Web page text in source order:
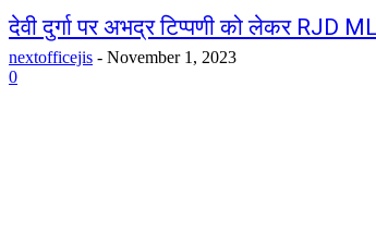
देवी दुर्गा पर अभद्र टिप्पणी को लेकर RJD
nextofficejis - November 1, 2023
0